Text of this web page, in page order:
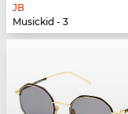
JB
Musickid - 3